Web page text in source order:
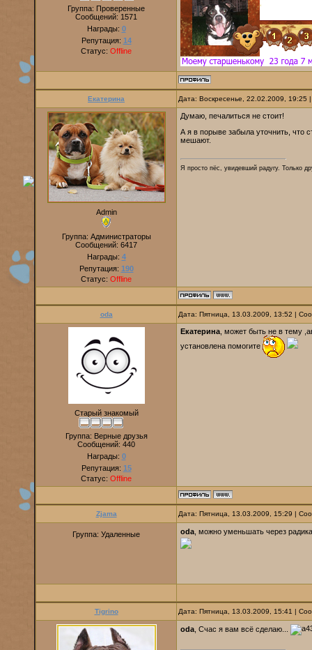
Группа: Проверенные
Сообщений: 1571
Награды: 0
Репутация: 14
Статус: Offline
Екатерина Дата: Воскресенье, 22.02.2009,
Admin
Группа: Администраторы
Сообщений: 6417
Награды: 4
Репутация: 190
Статус: Offline
Думаю, печалиться не стоит!
А я в порыве забыла уточнить, что
мешают.
Я просто пёс, увидевший радугу. Только
oda Дата: Пятница, 13.03.2009, 13:52 |
Старый знакомый
Группа: Верные друзья
Сообщений: 440
Награды: 0
Репутация: 15
Статус: Offline
Екатерина , может быть не в тему
установлена помогите
Zjama Дата: Пятница, 13.03.2009, 15:29 |
Группа: Удаленные oda , можно уменьшать через
Tigrino Дата: Пятница, 13.03.2009, 15:41 |
oda , Счас я вам всё сделаю...